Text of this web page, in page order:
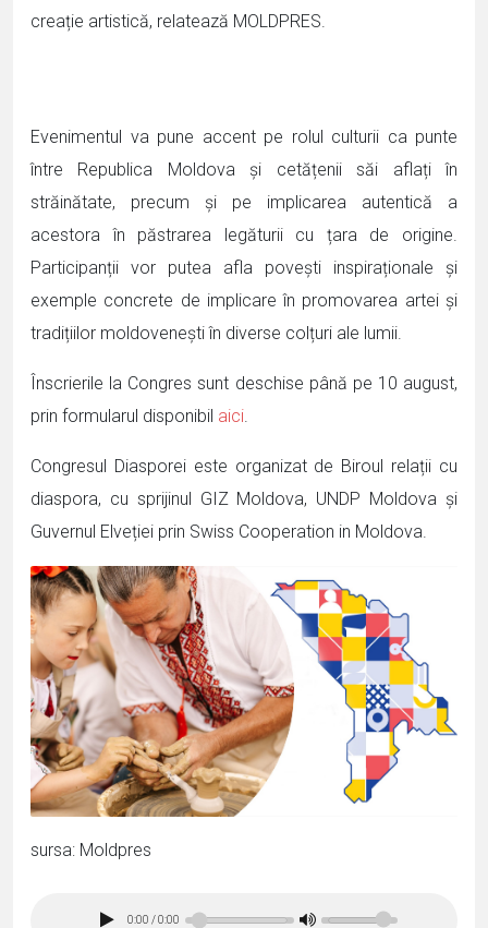
creație artistică, relatează MOLDPRES.
Evenimentul va pune accent pe rolul culturii ca punte
între Republica Moldova și cetățenii săi aflați în
străinătate, precum și pe implicarea autentică a
acestora în păstrarea legăturii cu țara de origine.
Participanții vor putea afla povești inspiraționale și
exemple concrete de implicare în promovarea artei și
tradițiilor moldovenești în diverse colțuri ale lumii.
Înscrierile la Congres sunt deschise până pe 10 august,
prin formularul disponibil aici.
Congresul Diasporei este organizat de Biroul relații cu
diaspora, cu sprijinul GIZ Moldova, UNDP Moldova și
Guvernul Elveției prin Swiss Cooperation in Moldova.
sursa: Moldpres
0:00 /0:00